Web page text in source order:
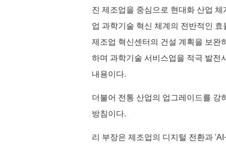
진 제조업을 중심으로 현대화 산업
업 과학기술 혁신 체계의 전반적인
제조업 혁신센터의 건설 계획을 보완
하며 과학기술 서비스업을 적극 발전
내용이다.
더불어 전통 산업의 업그레이드를 강
방침이다.
리 부장은 제조업의 디지털 전환과